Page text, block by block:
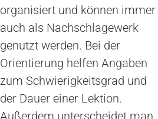
organisiert und können immer
auch als Nachschlagewerk
genutzt werden. Bei der
Orientierung helfen Angaben
zum Schwierigkeitsgrad und
der Dauer einer Lektion.
Außerdem unterscheidet man